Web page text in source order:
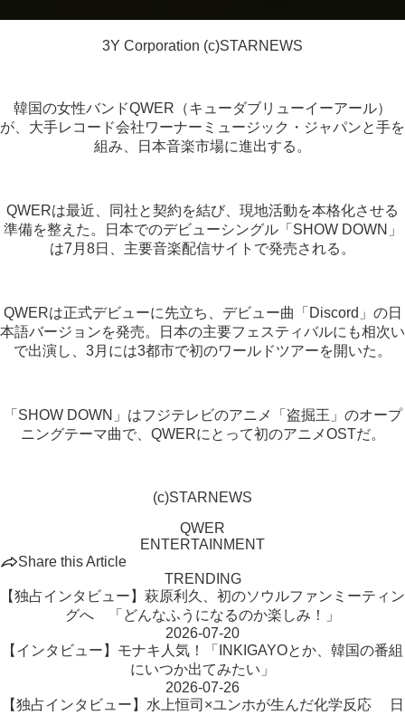
3Y Corporation (c)STARNEWS
韓国の女性バンドQWER（キューダブリューイーアール）
が、大手レコード会社ワーナーミュージック・ジャパンと手を
組み、日本音楽市場に進出する。
QWERは最近、同社と契約を結び、現地活動を本格化させる
準備を整えた。日本でのデビューシングル「SHOW DOWN」
は7月8日、主要音楽配信サイトで発売される。
QWERは正式デビューに先立ち、デビュー曲「Discord」の日
本語バージョンを発売。日本の主要フェスティバルにも相次い
で出演し、3月には3都市で初のワールドツアーを開いた。
「SHOW DOWN」はフジテレビのアニメ「盗掘王」のオープ
ニングテーマ曲で、QWERにとって初のアニメOSTだ。
(c)STARNEWS
QWER
ENTERTAINMENT
Share this Article
TRENDING
【独占インタビュー】萩原利久、初のソウルファンミーティン
グへ 「どんなふうになるのか楽しみ！」
2026-07-20
【インタビュー】モナキ人気！「INKIGAYOとか、韓国の番組
にいつか出てみたい」
2026-07-26
【独占インタビュー】水上恒司×ユンホが生んだ化学反応 日